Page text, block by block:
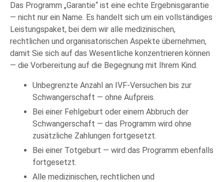
Das Programm „Garantie“ ist eine echte Ergebnisgarantie
— nicht nur ein Name. Es handelt sich um ein vollständiges
Leistungspaket, bei dem wir alle medizinischen,
rechtlichen und organisatorischen Aspekte übernehmen,
damit Sie sich auf das Wesentliche konzentrieren können
— die Vorbereitung auf die Begegnung mit Ihrem Kind.
Unbegrenzte Anzahl an IVF-Versuchen bis zur
Schwangerschaft — ohne Aufpreis.
Bei einer Fehlgeburt oder einem Abbruch der
Schwangerschaft — das Programm wird ohne
zusätzliche Zahlungen fortgesetzt.
Bei einer Totgeburt — wird das Programm ebenfalls
fortgesetzt.
Alle medizinischen, rechtlichen und